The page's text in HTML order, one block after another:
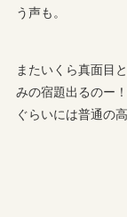
う声も。
またいくら真面目
みの宿題出るのー
ぐらいには普通の